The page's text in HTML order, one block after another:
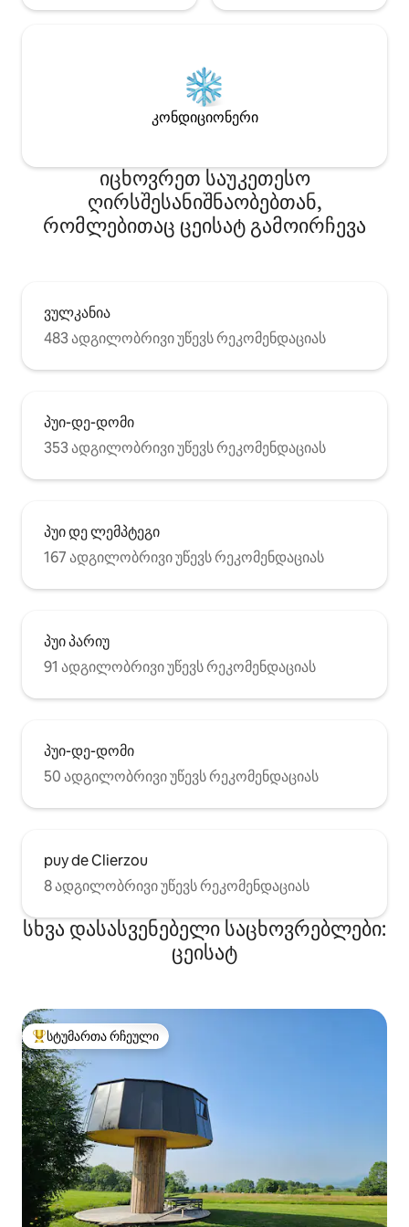
კონდიციონერი
იცხოვრეთ საუკეთესო
ღირსშესანიშნაობებთან,
რომლებითაც ცეისატ გამოირჩევა
ვულკანია
483 ადგილობრივი უწევს რეკომენდაციას
პუი-დე-დომი
353 ადგილობრივი უწევს რეკომენდაციას
პუი დე ლემპტეგი
167 ადგილობრივი უწევს რეკომენდაციას
პუი პარიუ
91 ადგილობრივი უწევს რეკომენდაციას
პუი-დე-დომი
50 ადგილობრივი უწევს რეკომენდაციას
puy de Clierzou
8 ადგილობრივი უწევს რეკომენდაციას
სხვა დასასვენებელი საცხოვრებლები:
ცეისატ
სტუმართა რჩეული მოწინავე ვარიანტი
სტუმართა რჩეული